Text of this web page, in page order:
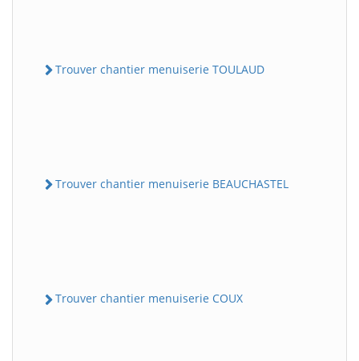
Trouver chantier menuiserie TOULAUD
Trouver chantier menuiserie BEAUCHASTEL
Trouver chantier menuiserie COUX